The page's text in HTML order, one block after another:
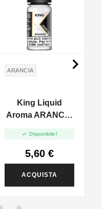
ARANCIA
King Liquid
Aroma ARANCIA
 Disponibile!
5,60 €
ACQUISTA
